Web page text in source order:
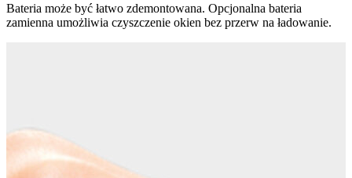
Bateria może być łatwo zdemontowana. Opcjonalna bateria
zamienna umożliwia czyszczenie okien bez przerw na ładowanie.